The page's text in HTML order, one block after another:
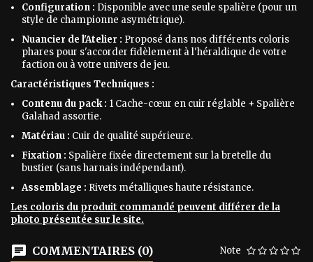
Configuration : Disponible avec une seule spalière (pour un
style de championne asymétrique).
Nuancier de l'Atelier : Proposé dans nos différents coloris
phares pour s'accorder fidèlement à l'héraldique de votre
faction ou à votre univers de jeu.
Caractéristiques Techniques :
Contenu du pack : 1 Cache-cœur en cuir réglable + Spalière
Galahad assortie.
Matériau : Cuir de qualité supérieure.
Fixation : Spalière fixée directement sur la bretelle du
bustier (sans harnais indépendant).
Assemblage : Rivets métalliques haute résistance.
Les coloris du produit commandé peuvent différer de la
photo présentée sur le site.
COMMENTAIRES (0) Note